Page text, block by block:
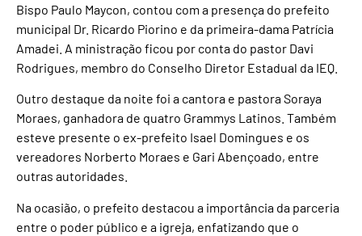
Bispo Paulo Maycon, contou com a presença do prefeito
municipal Dr. Ricardo Piorino e da primeira-dama Patrícia
Amadei. A ministração ficou por conta do pastor Davi
Rodrigues, membro do Conselho Diretor Estadual da IEQ.
Outro destaque da noite foi a cantora e pastora Soraya
Moraes, ganhadora de quatro Grammys Latinos. Também
esteve presente o ex-prefeito Isael Domingues e os
vereadores Norberto Moraes e Gari Abençoado, entre
outras autoridades.
Na ocasião, o prefeito destacou a importância da parceria
entre o poder público e a igreja, enfatizando que o